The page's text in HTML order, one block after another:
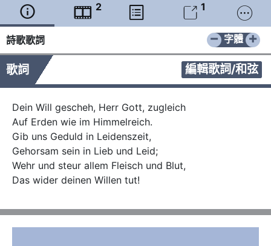
  2   1 
詩歌歌詞 − +
字體
歌詞 編輯歌詞/和弦
Dein Will gescheh, Herr Gott, zugleich
Auf Erden wie im Himmelreich.
Gib uns Geduld in Leidenszeit,
Gehorsam sein in Lieb und Leid;
Wehr und steur allem Fleisch und Blut,
Das wider deinen Willen tut!